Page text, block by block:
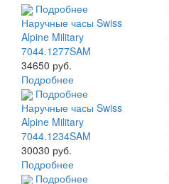
Подробнее
Наручные часы Swiss
Alpine Military
7044.1277SAM
34650 руб.
Подробнее
Подробнее
Наручные часы Swiss
Alpine Military
7044.1234SAM
30030 руб.
Подробнее
Подробнее